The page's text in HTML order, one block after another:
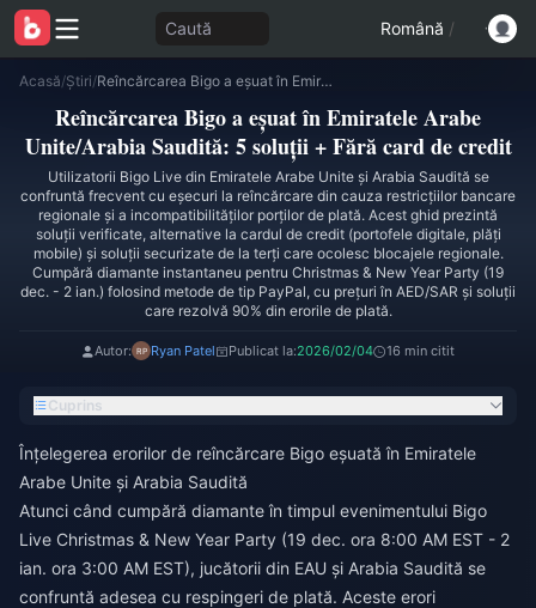
Caută Română /
Acasă/Știri/ Reîncărcarea Bigo a eșuat în Emiratele Arabe Unite/Arabia Saudită: 5 soluții + Fără card de credit
Reîncărcarea Bigo a eșuat în Emiratele Arabe
Unite/Arabia Saudită: 5 soluții + Fără card de credit
Utilizatorii Bigo Live din Emiratele Arabe Unite și Arabia Saudită se
confruntă frecvent cu eșecuri la reîncărcare din cauza restricțiilor bancare
regionale și a incompatibilităților porților de plată. Acest ghid prezintă
soluții verificate, alternative la cardul de credit (portofele digitale, plăți
mobile) și soluții securizate de la terți care ocolesc blocajele regionale.
Cumpără diamante instantaneu pentru Christmas & New Year Party (19
dec. - 2 ian.) folosind metode de tip PayPal, cu prețuri în AED/SAR și soluții
care rezolvă 90% din erorile de plată.
Autor: Ryan Patel Publicat la:2026/02/04 16 min citit
Cuprins
Înțelegerea erorilor de reîncărcare Bigo eșuată în Emiratele
Arabe Unite și Arabia Saudită
Atunci când cumpără diamante în timpul evenimentului Bigo
Live Christmas & New Year Party (19 dec. ora 8:00 AM EST - 2
ian. ora 3:00 AM EST), jucătorii din EAU și Arabia Saudită se
confruntă adesea cu respingeri de plată. Aceste erori